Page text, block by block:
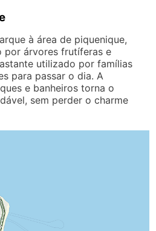
à área de piquenique,
por árvores frutíferas e
utilizado por famílias
para passar o dia. A
e banheiros torna o
sem perder o charme